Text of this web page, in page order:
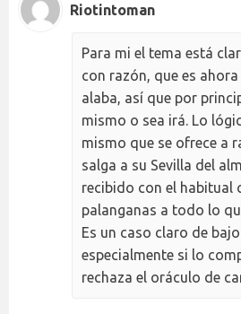
Riotintoman
Para mi el tema está
con razón, que es
alaba, así que por
mismo o sea irá. Lo
mismo que se ofrece a
salga a su Sevilla del
recibido con el habitual
palanganas a todo lo
Es un caso claro de
especialmente si lo
rechaza el oráculo de